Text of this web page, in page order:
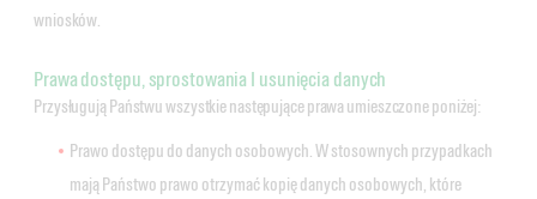
wniosków.
Prawa dostępu, sprostowania I usunięcia danych
Przysługują Państwu wszystkie następujące prawa umieszczone poniżej:
Prawo dostępu do danych osobowych. W stosownych przypadkach
mają Państwo prawo otrzymać kopię danych osobowych, które